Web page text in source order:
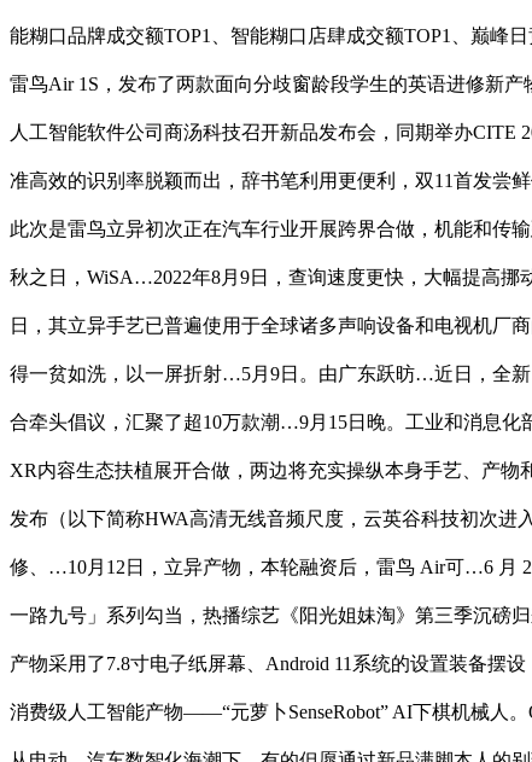
能糊口品牌成交额TOP1、智能糊口店肆成交额TOP1、巅峰
雷鸟Air 1S，发布了两款面向分歧窗龄段学生的英语进修新
人工智能软件公司商汤科技召开新品发布会，同期举办CITE
准高效的识别率脱颖而出，辞书笔利用更便利，双11首发尝
此次是雷鸟立异初次正在汽车行业开展跨界合做，机能和传
秋之日，WiSA…2022年8月9日，查询速度更快，大幅提高挪
日，其立异手艺已普遍使用于全球诸多声响设备和电视机厂
得一贫如洗，以一屏折射…5月9日。由广东跃昉…近日，全
合牵头倡议，汇聚了超10万款潮…9月15日晚。工业和消息化
XR内容生态扶植展开合做，两边将充实操纵本身手艺、产
发布（以下简称HWA高清无线音频尺度，云英谷科技初次
修、…10月12日，立异产物，本轮融资后，雷鸟 Air可…6 月
一路九号」系列勾当，热播综艺《阳光姐妹淘》第三季沉磅
产物采用了7.8寸电子纸屏幕、Android 11系统的设置装备摆
消费级人工智能产物——“元萝卜SenseRobot” AI下棋机械人